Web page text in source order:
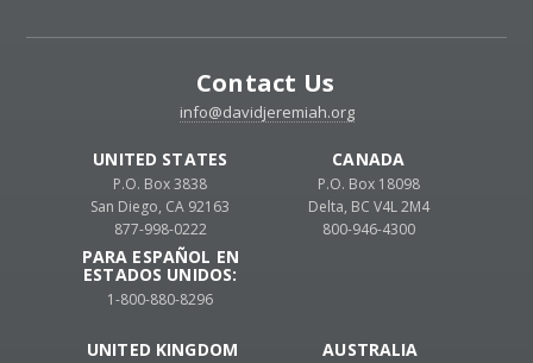
Contact Us
info@davidjeremiah.org
UNITED STATES
P.O. Box 3838
San Diego, CA 92163
877-998-0222
PARA ESPAÑOL EN
ESTADOS UNIDOS:
1-800-880-8296
CANADA
P.O. Box 18098
Delta, BC V4L 2M4
800-946-4300
UNITED KINGDOM AUSTRALIA